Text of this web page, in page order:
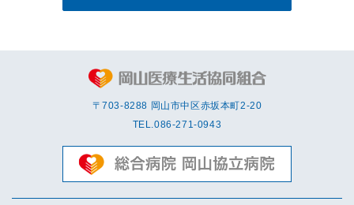
〒703-8288 岡⼭市中区赤坂本町2-20
TEL.086-271-0943